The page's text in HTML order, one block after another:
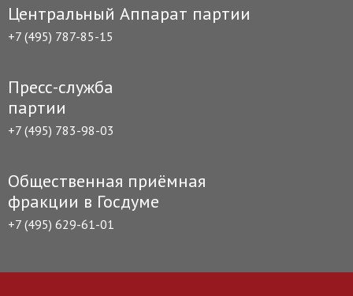
Центральный Аппарат партии
+7 (495) 787-85-15
Пресс-служба
партии
+7 (495) 783-98-03
Общественная приёмная
фракции в Госдуме
+7 (495) 629-61-01